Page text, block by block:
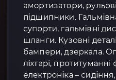
амортизатори,
підшипники.
супорти, гальмівні
шланги. Кузовні
бампери, дзеркала.
ліхтарі,
електроніка –